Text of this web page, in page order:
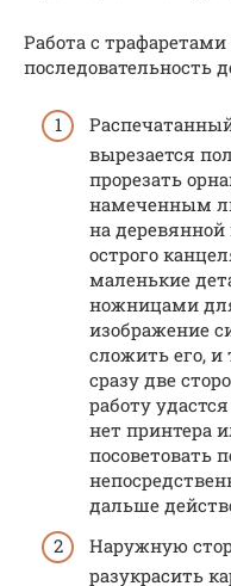
Работа с
последовательность
вырезается
прорезать
намеченным
на
острого
маленькие
ножницами
изображение
сложить его, и
сразу две
работу
нет принтера
посоветовать
дальше
Наружную
разукрасить